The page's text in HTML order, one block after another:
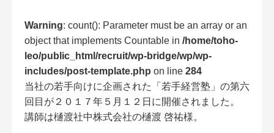
Warning: count(): Parameter must be an array or an
object that implements Countable in /home/toho-
leo/public_html/recruit/wp-bridge/wp/wp-
includes/post-template.php on line 284
当社の若手向けに企画された「若手経営塾」の第六
回目が２０１７年５月１２日に開催されました。
講師は樋渡社中株式会社の樋渡 啓祐様。